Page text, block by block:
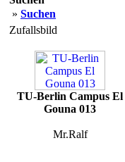
» Suchen
Zufallsbild
TU-Berlin Campus El
Gouna 013
Mr.Ralf